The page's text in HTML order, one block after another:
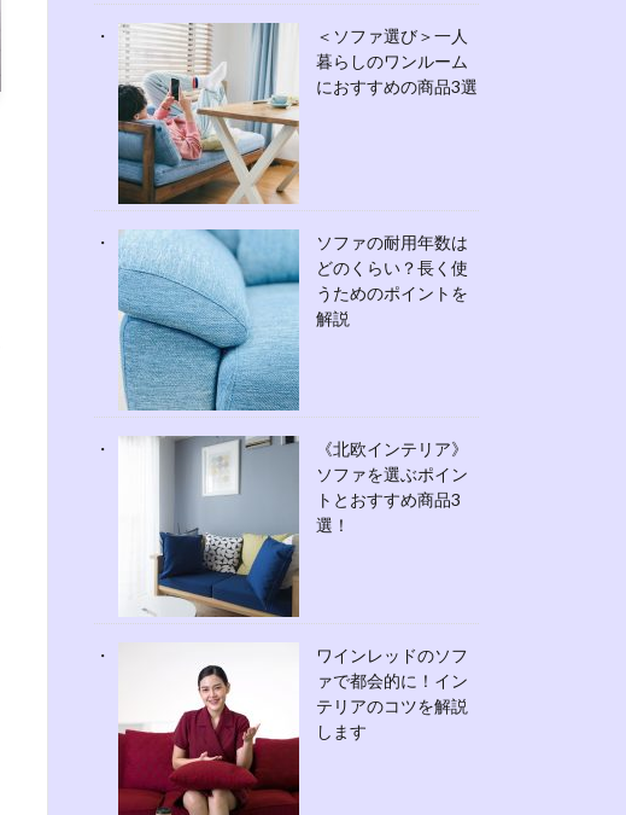
＜ソファ選び＞一人
暮らしのワンルーム
におすすめの商品3選
ソファの耐用年数は
どのくらい？長く使
うためのポイントを
解説
《北欧インテリア》
ソファを選ぶポイン
トとおすすめ商品3
選！
ワインレッドのソフ
ァで都会的に！イン
テリアのコツを解説
します